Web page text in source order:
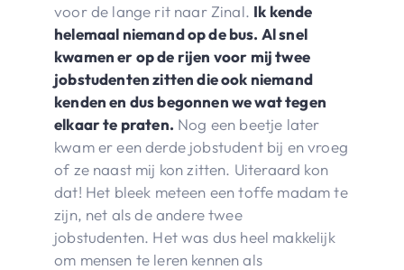
voor de lange rit naar Zinal. Ik kende
helemaal niemand op de bus. Al snel
kwamen er op de rijen voor mij twee
jobstudenten zitten die ook niemand
kenden en dus begonnen we wat tegen
elkaar te praten. Nog een beetje later
kwam er een derde jobstudent bij en vroeg
of ze naast mij kon zitten. Uiteraard kon
dat! Het bleek meteen een toffe madam te
zijn, net als de andere twee
jobstudenten. Het was dus heel makkelijk
om mensen te leren kennen als